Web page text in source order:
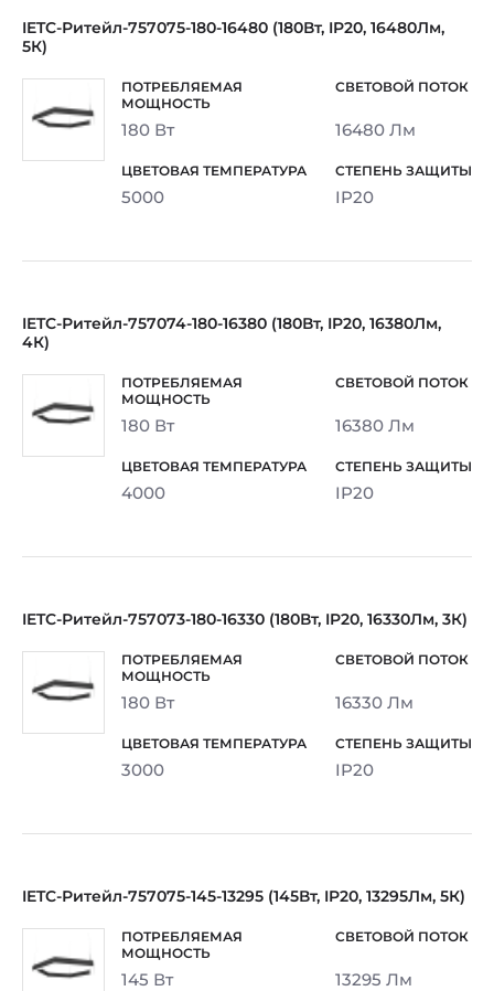
IETC-Ритейл-757075-180-16480 (180Вт, IP20, 16480Лм,
5К)
180 Вт 16480 Лм
5000 IP20
IETC-Ритейл-757074-180-16380 (180Вт, IP20, 16380Лм,
4К)
180 Вт 16380 Лм
4000 IP20
IETC-Ритейл-757073-180-16330 (180Вт, IP20, 16330Лм, 3К)
180 Вт 16330 Лм
3000 IP20
IETC-Ритейл-757075-145-13295 (145Вт, IP20, 13295Лм, 5К)
145 Вт 13295 Лм